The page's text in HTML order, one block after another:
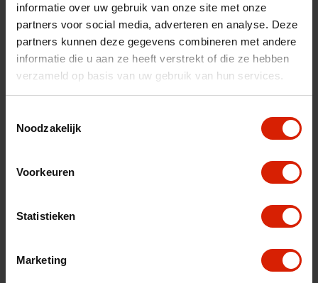
informatie over uw gebruik van onze site met onze
partners voor social media, adverteren en analyse. Deze
partners kunnen deze gegevens combineren met andere
informatie die u aan ze heeft verstrekt of die ze hebben
verzameld op basis van uw gebruik van hun services.
Noodzakelijk
Voorkeuren
Statistieken
Marketing
Ordenar por: